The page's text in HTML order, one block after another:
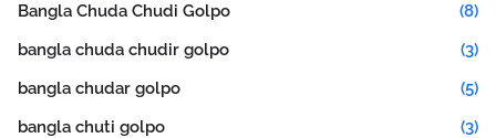
Bangla Chuda Chudi Golpo
(8)
bangla chuda chudir golpo
(3)
bangla chudar golpo
(5)
bangla chuti golpo
(3)